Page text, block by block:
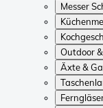
Messer
Outdoor
Äxte &